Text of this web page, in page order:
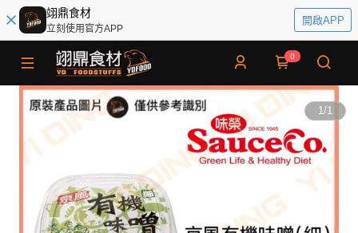
翊鼎食材
立刻使用官方APP
開啟APP
0
1/1